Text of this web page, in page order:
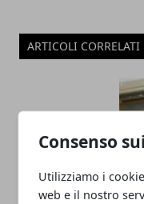
Consenso
Utilizziamo i
web e il nostro
ARTICOLI CORRELATI